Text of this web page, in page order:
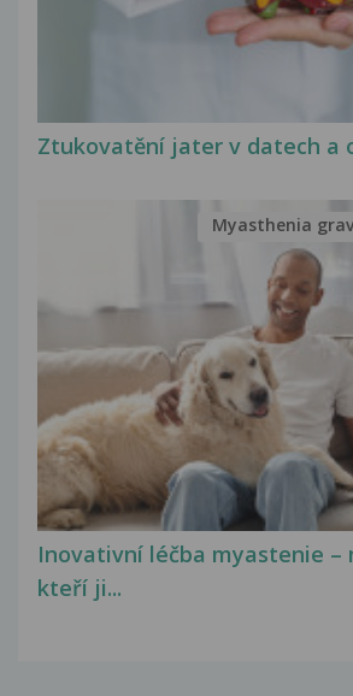
Ztukovatění jater v datech a
Inovativní léčba myastenie –
kteří ji...
Myasthenia